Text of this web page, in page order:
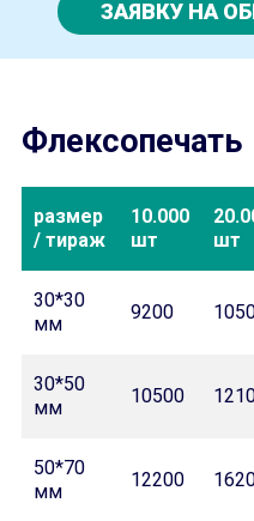
ЗАЯВКУ НА
Флексопечать
размер
/ тираж
10.000
шт
шт
30*30
мм
9200
30*50
мм
10500
50*70
мм
12200